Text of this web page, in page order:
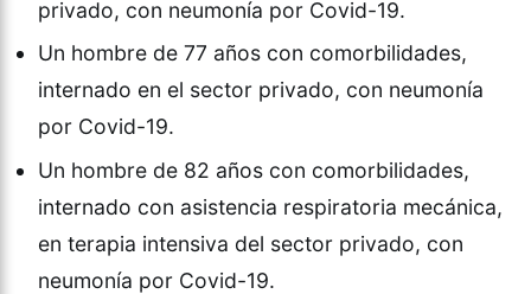
privado, con neumonía por Covid-19.
Un hombre de 77 años con comorbilidades,
internado en el sector privado, con neumonía
por Covid-19.
Un hombre de 82 años con comorbilidades,
internado con asistencia respiratoria mecánica,
en terapia intensiva del sector privado, con
neumonía por Covid-19.